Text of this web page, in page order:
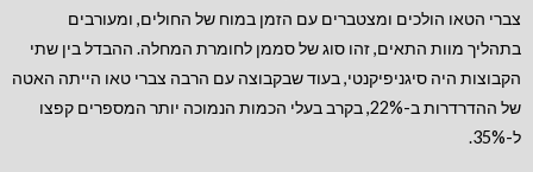
צברי הטאו הולכים ומצטברים עם הזמן במוח של החולים, ומעורבים
בתהליך מוות התאים, זהו סוג של סממן לחומרת המחלה. ההבדל בין שתי
הקבוצות היה סיגניפיקנטי, בעוד שבקבוצה עם הרבה צברי טאו הייתה האטה
של ההדרדרות ב-22%, בקרב בעלי הכמות הנמוכה יותר המספרים קפצו
ל-35%.